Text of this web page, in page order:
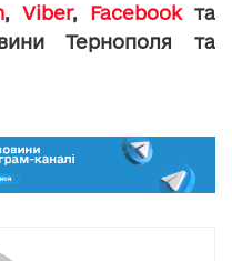
, Viber, Facebookта
Тернополя та